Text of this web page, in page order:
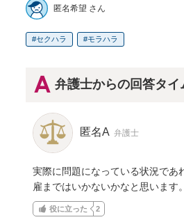
匿名希望 さん
セクハラ モラハラ
弁護士からの回答タイ
匿名A 弁護士
実際に問題になっている状況であ
雇まではいかないかなと思います。
役に立った 2